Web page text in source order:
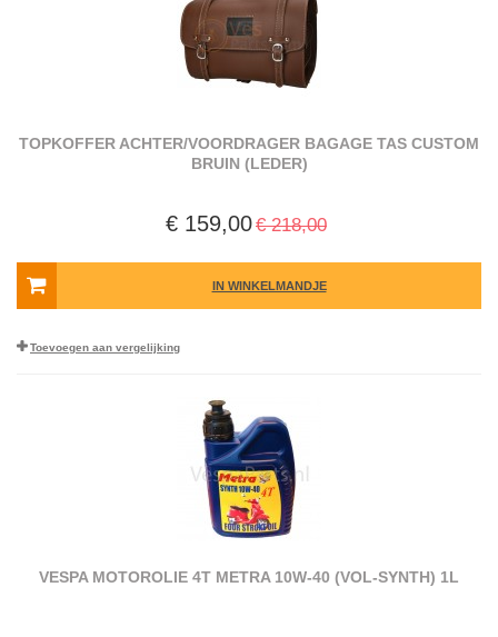
TOPKOFFER ACHTER/VOORDRAGER BAGAGE TAS CUSTOM
BRUIN (LEDER)
€ 159,00€ 218,00
IN WINKELMANDJE
Toevoegen aan vergelijking
VESPA MOTOROLIE 4T METRA 10W-40 (VOL-SYNTH) 1L